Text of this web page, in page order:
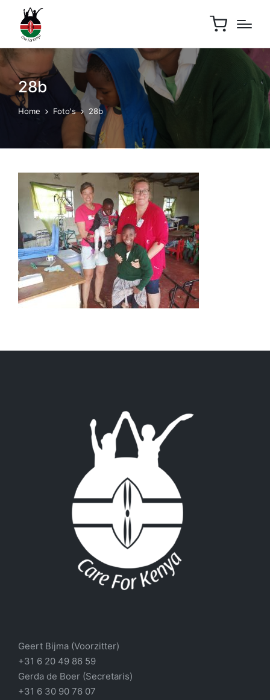
28b
Home Foto's 28b
Geert Bijma (Voorzitter)
+31 6 20 49 86 59
Gerda de Boer (Secretaris)
+31 6 30 90 76 07